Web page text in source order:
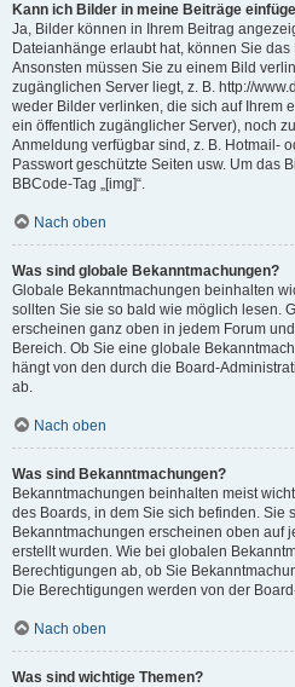
Kann ich Bilder in meine Beiträge
Ja, Bilder können in Ihrem Beitrag
Dateianhänge erlaubt hat, können Sie
Ansonsten müssen Sie zu einem Bild
zugänglichen Server liegt, z. B. http://
weder Bilder verlinken, die sich auf Ihrem
ein öffentlich zugänglicher Server), noch
Anmeldung verfügbar sind, z. B. Hotmail-
Passwort geschützte Seiten usw. Um das
BBCode-Tag „[img]“.
Nach oben
Was sind globale Bekanntmachungen?
Globale Bekanntmachungen beinhalten
sollten Sie sie so bald wie möglich lesen.
erscheinen ganz oben in jedem Forum
Bereich. Ob Sie eine globale
hängt von den durch die Board-
ab.
Nach oben
Was sind Bekanntmachungen?
Bekanntmachungen beinhalten meist
des Boards, in dem Sie sich befinden. Sie
Bekanntmachungen erscheinen oben auf
erstellt wurden. Wie bei globalen
Berechtigungen ab, ob Sie
Die Berechtigungen werden von der
Nach oben
Was sind wichtige Themen?